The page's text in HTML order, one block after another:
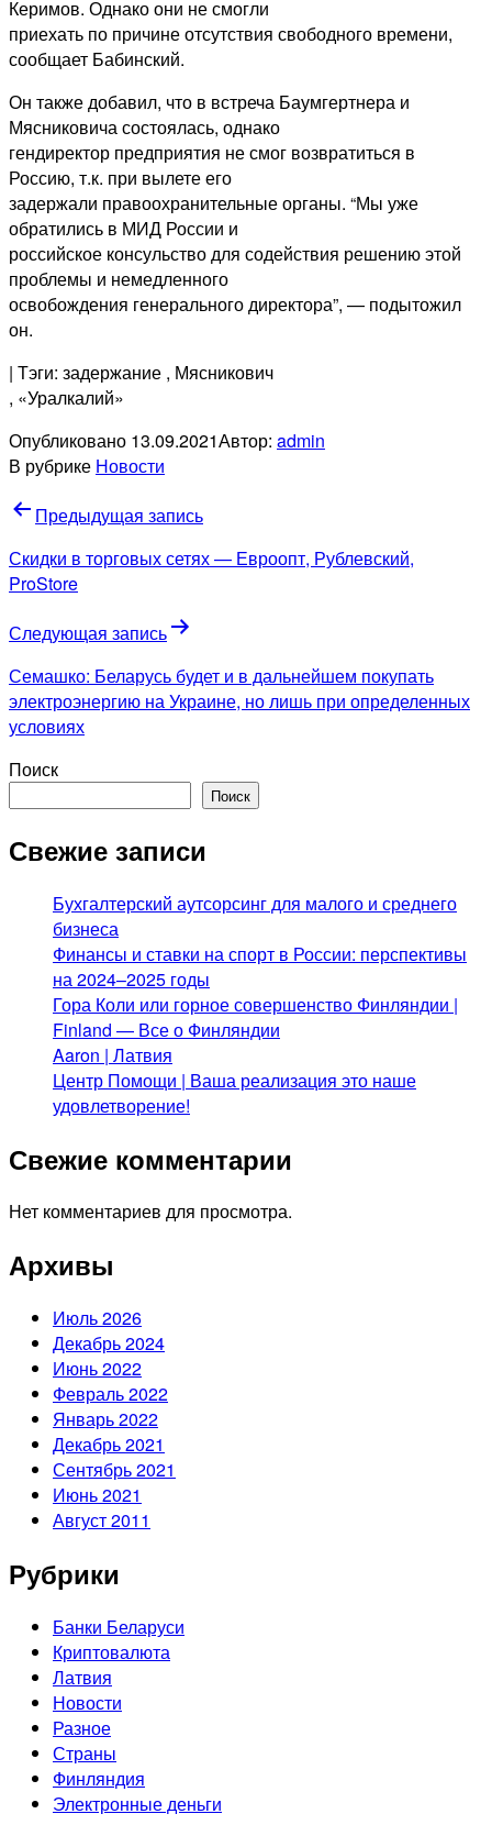
Керимов. Однако они не смогли
приехать по причине отсутствия свободного времени,
сообщает Бабинский.
Он также добавил, что в встреча Баумгертнера и
Мясниковича состоялась, однако
гендиректор предприятия не смог возвратиться в
Россию, т.к. при вылете его
задержали правоохранительные органы. “Мы уже
обратились в МИД России и
российское консульство для содействия решению этой
проблемы и немедленного
освобождения генерального директора”, — подытожил
он.
| Тэги: задержание , Мясникович
, «Уралкалий»
Опубликовано 13.09.2021Автор: admin
В рубрике Новости
Навигация
по
записям
Предыдущая запись
Скидки в торговых сетях — Евроопт, Рублевский,
ProStore
Следующая запись
Семашко: Беларусь будет и в дальнейшем покупать
электроэнергию на Украине, но лишь при определенных
условиях
Поиск
Поиск
Свежие записи
Бухгалтерский аутсорсинг для малого и среднего
бизнеса
Финансы и ставки на спорт в России: перспективы
на 2024–2025 годы
Гора Коли или горное совершенство Финляндии |
Finland — Все о Финляндии
Aaron | Латвия
Центр Помощи | Ваша реализация это наше
удовлетворение!
Свежие комментарии
Нет комментариев для просмотра.
Архивы
Июль 2026
Декабрь 2024
Июнь 2022
Февраль 2022
Январь 2022
Декабрь 2021
Сентябрь 2021
Июнь 2021
Август 2011
Рубрики
Банки Беларуси
Криптовалюта
Латвия
Новости
Разное
Страны
Финляндия
Электронные деньги